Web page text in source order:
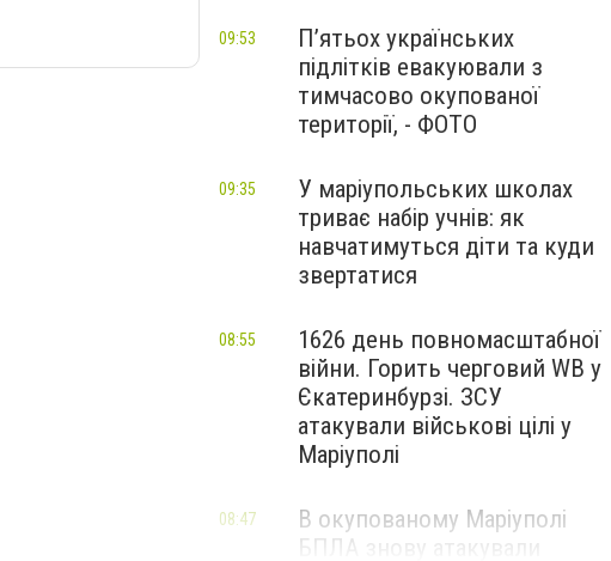
П’ятьох українських
підлітків евакуювали з
тимчасово окупованої
території, - ФОТО
09:53
У маріупольських школах
триває набір учнів: як
навчатимуться діти та куди
звертатися
09:35
1626 день повномасштабної
війни. Горить черговий WB у
Єкатеринбурзі. ЗСУ
атакували військові цілі у
Маріуполі
08:55
В окупованому Маріуполі
БПЛА знову атакували
08:47